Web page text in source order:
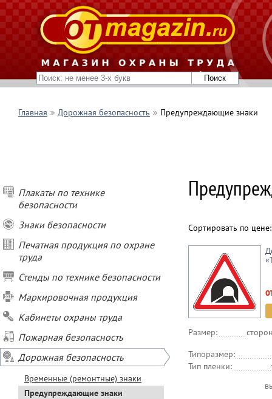
Главная Дорожная безопасность Предупреждающие знаки
Плакаты по технике
безопасности
Знаки безопасности
Печатная продукция по охране
труда
Стенды по технике безопасности
Маркировочная продукция
Кабинеты охраны труда
Пожарная безопасность
Дорожная безопасность
Временные (ремонтные) знаки
Предупреждающие знаки
Сортировать по
Размер:
Типоразмер:
Тип пленки: